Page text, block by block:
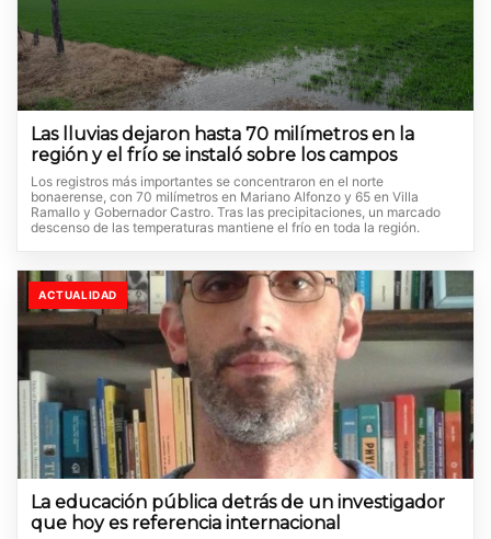
Las lluvias dejaron hasta 70 milímetros en la
región y el frío se instaló sobre los campos
Los registros más importantes se concentraron en el norte
bonaerense, con 70 milímetros en Mariano Alfonzo y 65 en Villa
Ramallo y Gobernador Castro. Tras las precipitaciones, un marcado
descenso de las temperaturas mantiene el frío en toda la región.
ACTUALIDAD
La educación pública detrás de un investigador
que hoy es referencia internacional